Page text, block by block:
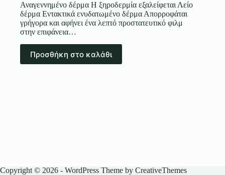
Αναγεννημένο δέρμα Η ξηροδερμία εξαλείφεται Λείο
δέρμα Εντακτικά ενυδατωμένο δέρμα Απορροφάται
γρήγορα και αφήνει ένα λεπτό προστατευτικό φιλμ
στην επιφάνεια…
Προσθήκη στο καλάθι
Copyright © 2026 - WordPress Theme by CreativeThemes